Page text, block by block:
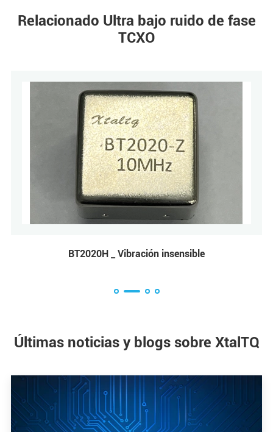
Relacionado Ultra bajo ruido de fase
TCXO
BT2020H _ Vibración insensible
Últimas noticias y blogs sobre XtalTQ